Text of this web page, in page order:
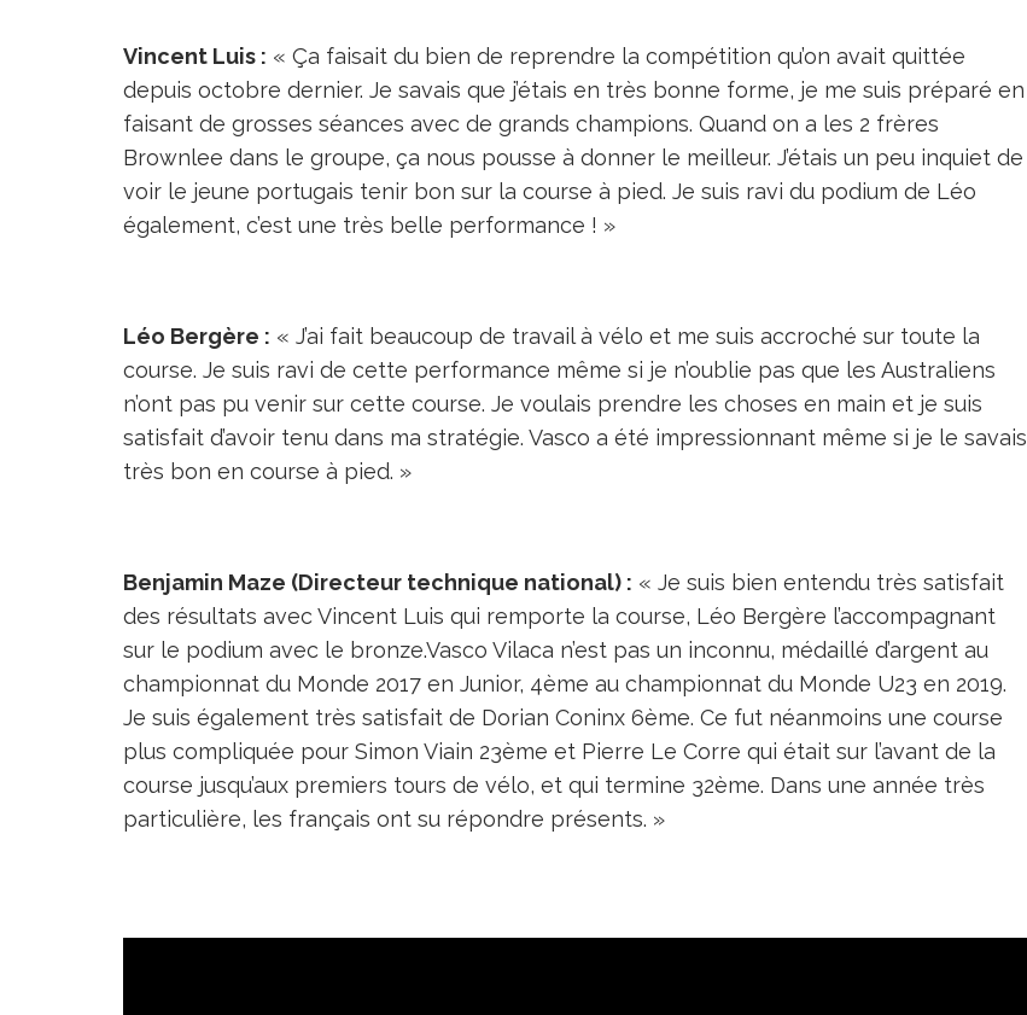
Vincent Luis : « Ça faisait du bien de reprendre la compétition qu’on avait quittée
depuis octobre dernier. Je savais que j’étais en très bonne forme, je me suis préparé en
faisant de grosses séances avec de grands champions. Quand on a les 2 frères
Brownlee dans le groupe, ça nous pousse à donner le meilleur. J’étais un peu inquiet de
voir le jeune portugais tenir bon sur la course à pied. Je suis ravi du podium de Léo
également, c’est une très belle performance ! »
Léo Bergère : « J’ai fait beaucoup de travail à vélo et me suis accroché sur toute la
course. Je suis ravi de cette performance même si je n’oublie pas que les Australiens
n’ont pas pu venir sur cette course. Je voulais prendre les choses en main et je suis
satisfait d’avoir tenu dans ma stratégie. Vasco a été impressionnant même si je le savais
très bon en course à pied. »
Benjamin Maze (Directeur technique national) : « Je suis bien entendu très satisfait
des résultats avec Vincent Luis qui remporte la course, Léo Bergère l’accompagnant
sur le podium avec le bronze.Vasco Vilaca n’est pas un inconnu, médaillé d’argent au
championnat du Monde 2017 en Junior, 4ème au championnat du Monde U23 en 2019.
Je suis également très satisfait de Dorian Coninx 6ème. Ce fut néanmoins une course
plus compliquée pour Simon Viain 23ème et Pierre Le Corre qui était sur l’avant de la
course jusqu’aux premiers tours de vélo, et qui termine 32ème. Dans une année très
particulière, les français ont su répondre présents. »